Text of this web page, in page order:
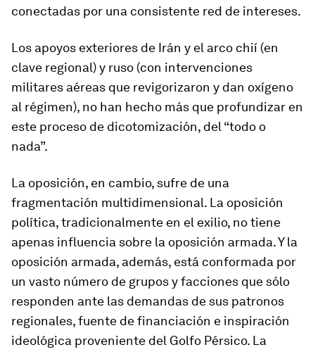
conectadas por una consistente red de intereses.
Los apoyos exteriores de Irán y el arco chií (en
clave regional) y ruso (con intervenciones
militares aéreas que revigorizaron y dan oxígeno
al régimen), no han hecho más que profundizar en
este proceso de dicotomización, del “todo o
nada”.
La oposición, en cambio, sufre de una
fragmentación multidimensional. La oposición
política, tradicionalmente en el exilio, no tiene
apenas influencia sobre la oposición armada. Y la
oposición armada, además, está conformada por
un vasto número de grupos y facciones que sólo
responden ante las demandas de sus patronos
regionales, fuente de financiación e inspiración
ideológica proveniente del Golfo Pérsico. La